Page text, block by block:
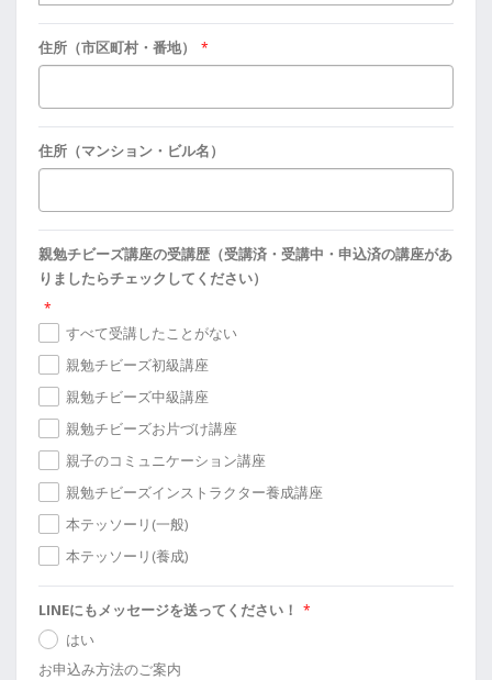
住所（市区町村・番地） *
住所（マンション・ビル名）
親勉チビーズ講座の受講歴（受講済・受講中・申込済の講座があ
りましたらチェックしてください）
*
すべて受講したことがない
親勉チビーズ初級講座
親勉チビーズ中級講座
親勉チビーズお片づけ講座
親子のコミュニケーション講座
親勉チビーズインストラクター養成講座
本テッソーリ(一般)
本テッソーリ(養成)
LINEにもメッセージを送ってください！ *
はい
お申込み方法のご案内